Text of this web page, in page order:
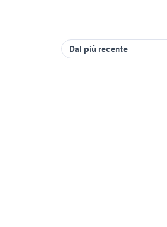
Dal più recente